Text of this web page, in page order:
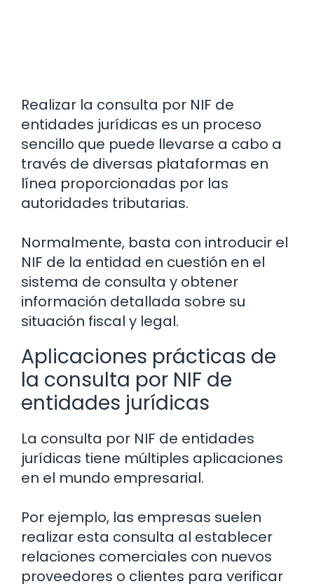
Realizar la consulta por NIF de
entidades jurídicas es un proceso
sencillo que puede llevarse a cabo a
través de diversas plataformas en
línea proporcionadas por las
autoridades tributarias.
Normalmente, basta con introducir el
NIF de la entidad en cuestión en el
sistema de consulta y obtener
información detallada sobre su
situación fiscal y legal.
Aplicaciones prácticas de
la consulta por NIF de
entidades jurídicas
La consulta por NIF de entidades
jurídicas tiene múltiples aplicaciones
en el mundo empresarial.
Por ejemplo, las empresas suelen
realizar esta consulta al establecer
relaciones comerciales con nuevos
proveedores o clientes para verificar